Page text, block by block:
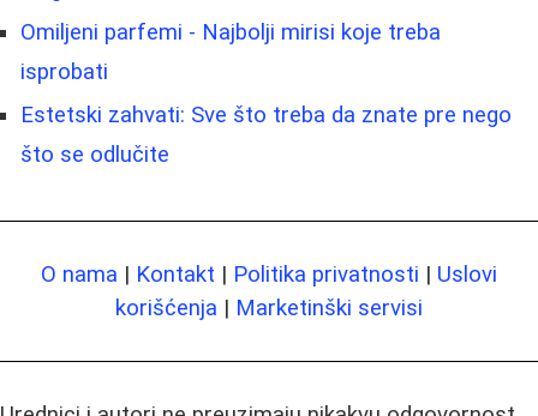
Omiljeni parfemi - Najbolji mirisi koje treba
isprobati
Estetski zahvati: Sve što treba da znate pre nego
što se odlučite
O nama | Kontakt | Politika privatnosti | Uslovi
korišćenja | Marketinški servisi